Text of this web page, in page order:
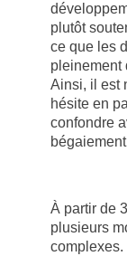
plutôt
ce que les
pleinement
Ainsi, il est
hésite en
confondre
À partir de
plusieurs
complexes.